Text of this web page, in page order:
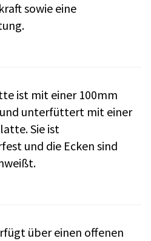
sowie eine
ist mit einer 100mm
unterfüttert mit einer
Sie ist
und die Ecken sind
über einen offenen